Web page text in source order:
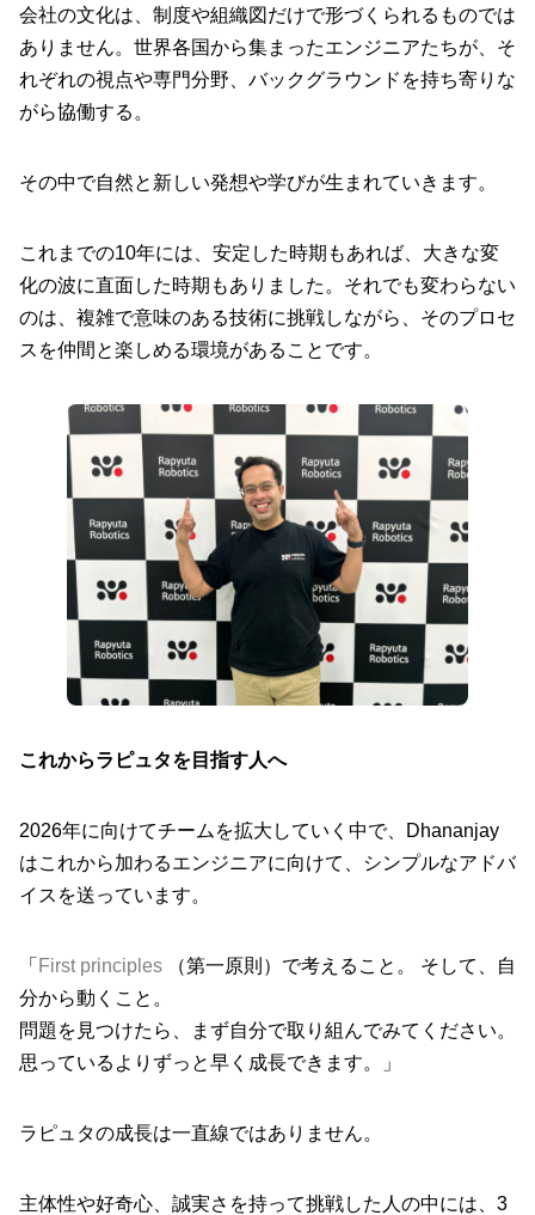
会社の文化は、制度や組織図だけで形づくられるものでは
ありません。世界各国から集まったエンジニアたちが、そ
れぞれの視点や専門分野、バックグラウンドを持ち寄りな
がら協働する。
その中で自然と新しい発想や学びが生まれていきます。
これまでの10年には、安定した時期もあれば、大きな変
化の波に直面した時期もありました。それでも変わらない
のは、複雑で意味のある技術に挑戦しながら、そのプロセ
スを仲間と楽しめる環境があることです。
これからラピュタを目指す人へ
2026年に向けてチームを拡大していく中で、Dhananjay
はこれから加わるエンジニアに向けて、シンプルなアドバ
イスを送っています。
「 First principles （第一原則）で考えること。 そして、自
分から動くこと。
問題を見つけたら、まず自分で取り組んでみてください。
思っているよりずっと早く成長できます。」
ラピュタの成長は一直線ではありません。
主体性や好奇心、誠実さを持って挑戦した人の中には、3